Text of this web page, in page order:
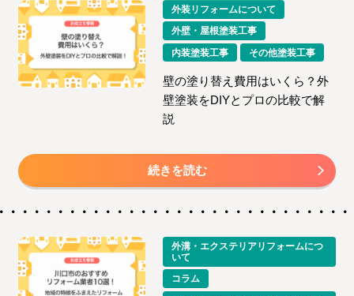
外装リフォームについて
外壁・屋根塗装工事
内装塗装工事
その他塗装工事
壁の塗り替え費用はいくら？外
壁塗装をDIYとプロの比較で解
説
続きを読む
外溝・エクステリアリフォームにつ
いて
コラム